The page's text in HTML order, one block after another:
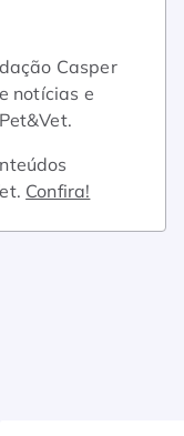
Casper
notícias e
Confira!